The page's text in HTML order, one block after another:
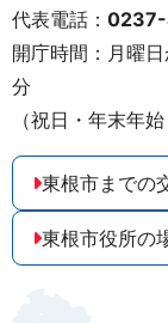
代表電話： 0237-
開庁時間：月曜
分
（祝日・年末年
東根市までの
東根市役所の